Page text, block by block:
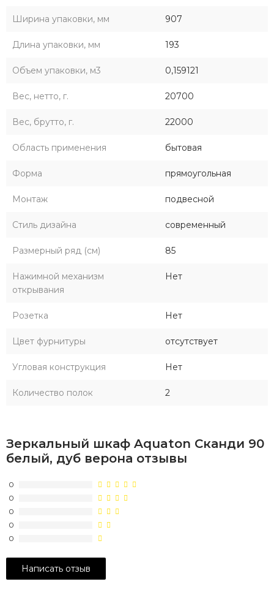
Ширина упаковки, мм 907
Длина упаковки, мм 193
Объем упаковки, м3 0,159121
Вес, нетто, г. 20700
Вес, брутто, г. 22000
Область применения бытовая
Форма прямоугольная
Монтаж подвесной
Стиль дизайна современный
Размерный ряд (см) 85
Нажимной механизм
открывания
Нет
Розетка Нет
Цвет фурнитуры отсутствует
Угловая конструкция Нет
Количество полок 2
Зеркальный шкаф Aquaton Сканди 90
белый, дуб верона отзывы
0
0
0
0
0